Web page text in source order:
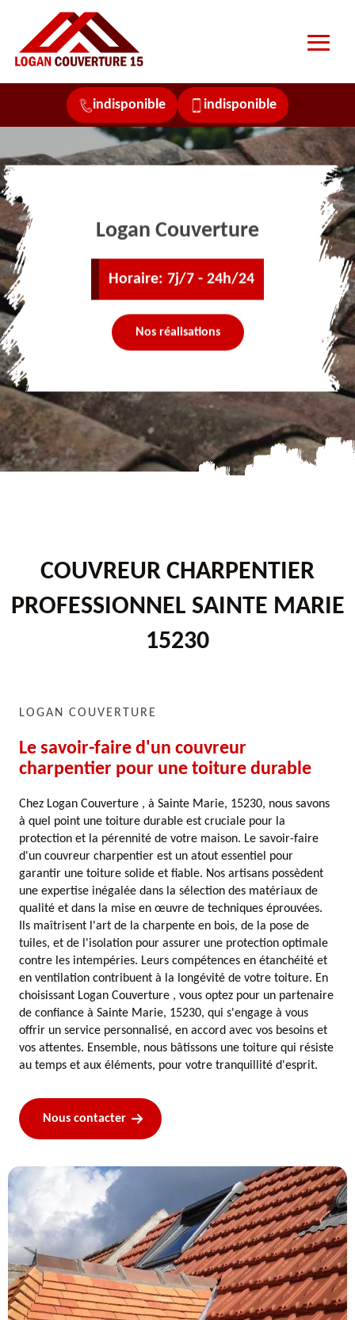
indisponible indisponible
Logan Couverture
Horaire: 7j/7 - 24h/24
Nos réalisations
COUVREUR CHARPENTIER
PROFESSIONNEL SAINTE MARIE
15230
LOGAN COUVERTURE
Le savoir-faire d'un couvreur
charpentier pour une toiture durable
Chez Logan Couverture , à Sainte Marie, 15230, nous savons
à quel point une toiture durable est cruciale pour la
protection et la pérennité de votre maison. Le savoir-faire
d'un couvreur charpentier est un atout essentiel pour
garantir une toiture solide et fiable. Nos artisans possèdent
une expertise inégalée dans la sélection des matériaux de
qualité et dans la mise en œuvre de techniques éprouvées.
Ils maîtrisent l'art de la charpente en bois, de la pose de
tuiles, et de l'isolation pour assurer une protection optimale
contre les intempéries. Leurs compétences en étanchéité et
en ventilation contribuent à la longévité de votre toiture. En
choisissant Logan Couverture , vous optez pour un partenaire
de confiance à Sainte Marie, 15230, qui s'engage à vous
offrir un service personnalisé, en accord avec vos besoins et
vos attentes. Ensemble, nous bâtissons une toiture qui résiste
au temps et aux éléments, pour votre tranquillité d'esprit.
Nous contacter